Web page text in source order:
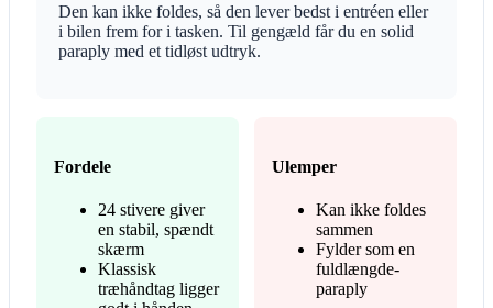
Den kan ikke foldes, så den lever bedst i entréen eller
i bilen frem for i tasken. Til gengæld får du en solid
paraply med et tidløst udtryk.
Fordele
24 stivere giver
en stabil, spændt
skærm
Klassisk
træhåndtag ligger
Ulemper
Kan ikke foldes
sammen
Fylder som en
fuldlængde-
paraply